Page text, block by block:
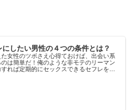
したい男性の４つの条件とは？
女性のツボさえ心得ておけば、出会い系
は簡単だ！俺のような非モテのリーマン
れば定期的にセックスできるセフレをバ